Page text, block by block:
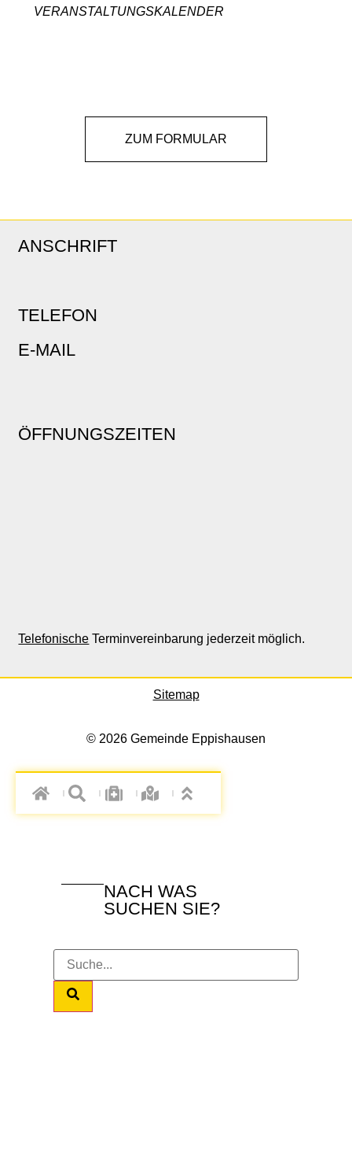
VERANSTALTUNGSKALENDER
ZUM FORMULAR
ANSCHRIFT
TELEFON
E-MAIL
ÖFFNUNGSZEITEN
Telefonische Terminvereinbarung jederzeit möglich.
Sitemap
© 2026 Gemeinde Eppishausen
NACH WAS
SUCHEN SIE?